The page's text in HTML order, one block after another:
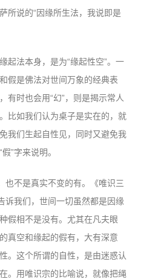
所说的“因缘所生法， 我说即是
起法本身，是为“缘起性空”。一
假是佛法对世间万象的经典表
有时也会用“幻”，则是揭示常人
比如我们认为桌子是实在的，就
我们生起自性见，同时又避免我
”字来说明。
也不是真实不变的有。《唯识三
诉我们，世间一切虽然都是因缘
假相不是没有。尤其在凡夫眼
真空和缘起的假有， 大有深意
。 这个所谓的自性，是由迷惑认
。用唯识宗的比喻说， 就像把绳